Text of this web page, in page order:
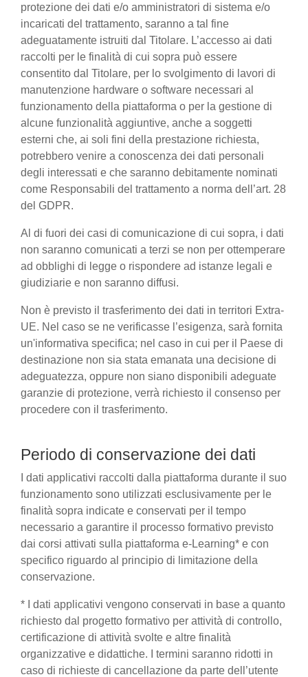
protezione dei dati e/o amministratori di sistema e/o
incaricati del trattamento, saranno a tal fine
adeguatamente istruiti dal Titolare. L’accesso ai dati
raccolti per le finalità di cui sopra può essere
consentito dal Titolare, per lo svolgimento di lavori di
manutenzione hardware o software necessari al
funzionamento della piattaforma o per la gestione di
alcune funzionalità aggiuntive, anche a soggetti
esterni che, ai soli fini della prestazione richiesta,
potrebbero venire a conoscenza dei dati personali
degli interessati e che saranno debitamente nominati
come Responsabili del trattamento a norma dell’art. 28
del GDPR.
Al di fuori dei casi di comunicazione di cui sopra, i dati
non saranno comunicati a terzi se non per ottemperare
ad obblighi di legge o rispondere ad istanze legali e
giudiziarie e non saranno diffusi.
Non è previsto il trasferimento dei dati in territori Extra-
UE. Nel caso se ne verificasse l’esigenza, sarà fornita
un'informativa specifica; nel caso in cui per il Paese di
destinazione non sia stata emanata una decisione di
adeguatezza, oppure non siano disponibili adeguate
garanzie di protezione, verrà richiesto il consenso per
procedere con il trasferimento.
Periodo di conservazione dei dati
I dati applicativi raccolti dalla piattaforma durante il suo
funzionamento sono utilizzati esclusivamente per le
finalità sopra indicate e conservati per il tempo
necessario a garantire il processo formativo previsto
dai corsi attivati sulla piattaforma e-Learning* e con
specifico riguardo al principio di limitazione della
conservazione.
* I dati applicativi vengono conservati in base a quanto
richiesto dal progetto formativo per attività di controllo,
certificazione di attività svolte e altre finalità
organizzative e didattiche. I termini saranno ridotti in
caso di richieste di cancellazione da parte dell’utente